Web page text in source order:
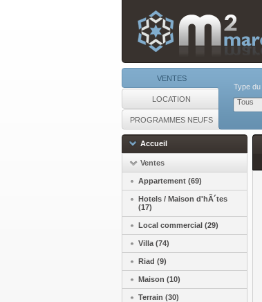
VENTES
LOCATION
PROGRAMMES NEUFS
Type du
Tous
Accueil
Ventes
Appartement (69)
Hotels / Maison d'hÃ´tes
(17)
Local commercial (29)
Villa (74)
Riad (9)
Maison (10)
Terrain (30)